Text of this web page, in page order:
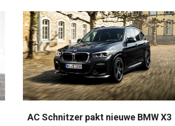
AC Schnitzer pakt nieuwe BMW X3